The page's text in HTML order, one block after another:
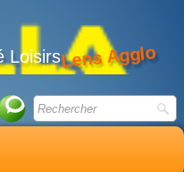
LoisirsLens Agglo